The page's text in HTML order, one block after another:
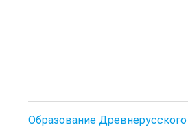
Образование